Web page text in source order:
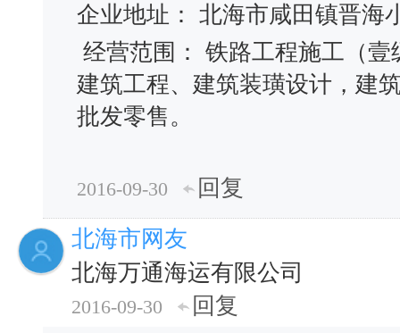
企业地址： 北海市咸田镇晋海
经营范围： 铁路工程施工（
建筑工程、建筑装璜设计，建
批发零售。
2016-09-30
回复
北海市网友
北海万通海运有限公司
2016-09-30
回复